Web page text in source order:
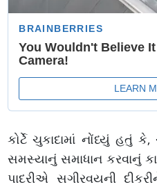
કોર્ટે ચુકાદામાં નોંધ્યું હતું
સમસ્યાનું સમાધાન કરવાનું
પાદરીએ સગીરવયની